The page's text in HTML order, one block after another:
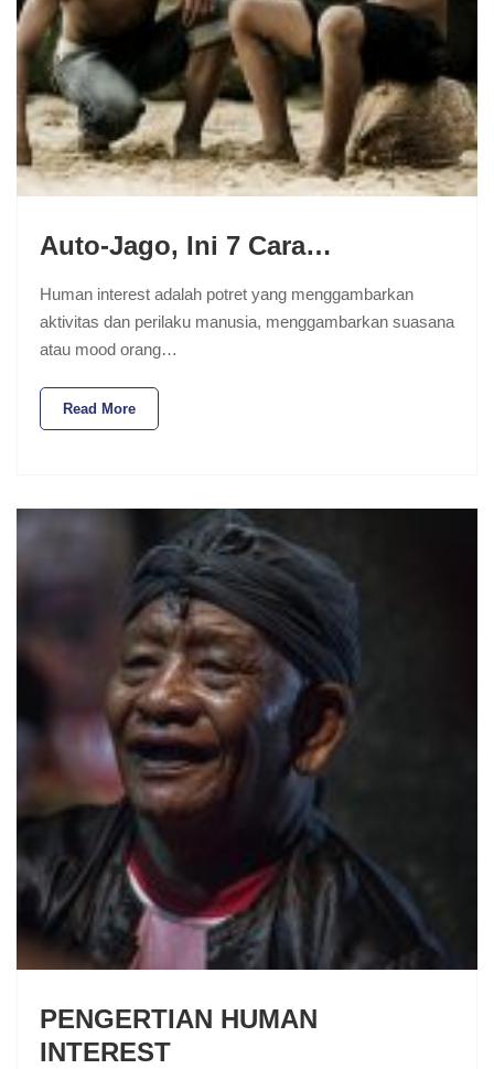
Auto-Jago, Ini 7 Cara…
Human interest adalah potret yang menggambarkan
aktivitas dan perilaku manusia, menggambarkan suasana
atau mood orang…
Read More
PENGERTIAN HUMAN
INTEREST